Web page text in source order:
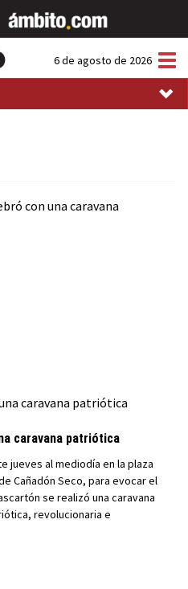
6 de agosto de 2026
caravana patriótica
jueves al mediodía en la plaza
Cañadón Seco, para evocar el
se realizó una caravana
revolucionaria e